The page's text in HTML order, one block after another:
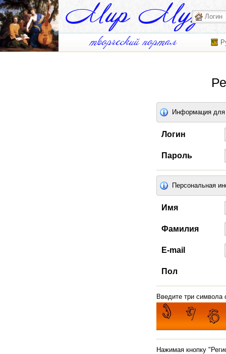
Информация для
Логин
Пароль
Персональная
Имя
Фамилия
E-mail
Пол
Введите три символа
Нажимая кнопку